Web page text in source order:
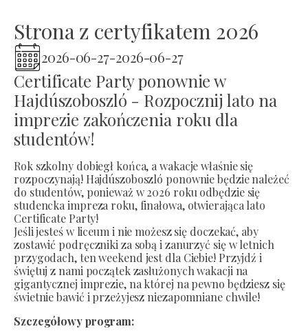
Strona z certyfikatem 2026
2026-06-27-2026-06-27
Certificate Party ponownie w
Hajdúszoboszló - Rozpocznij lato na
imprezie zakończenia roku dla
studentów!
Rok szkolny dobiegł końca, a wakacje właśnie się
rozpoczynają! Hajdúszoboszló ponownie będzie należeć
do studentów, ponieważ w 2026 roku odbędzie się
studencka impreza roku, finałowa, otwierająca lato
Certificate Party!
Jeśli jesteś w liceum i nie możesz się doczekać, aby
zostawić podręczniki za sobą i zanurzyć się w letnich
przygodach, ten weekend jest dla Ciebie! Przyjdź i
świętuj z nami początek zasłużonych wakacji na
gigantycznej imprezie, na której na pewno będziesz się
świetnie bawić i przeżyjesz niezapomniane chwile!
Szczegółowy program: